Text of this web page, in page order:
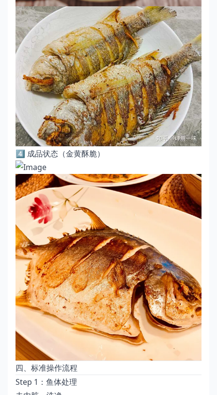
4️⃣ 成品状态（金黄酥脆）
四、标准操作流程
Step 1：鱼体处理